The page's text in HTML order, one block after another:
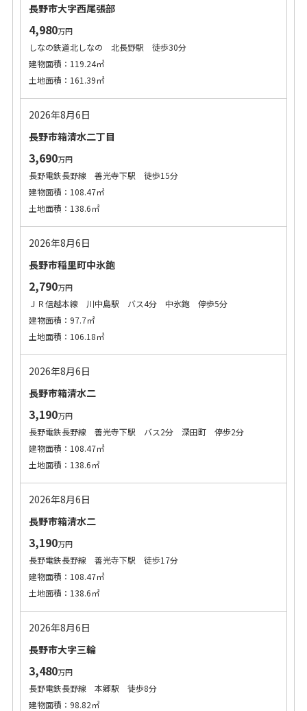
長野市大字西尾張部
4,980万円
しなの鉄道北しなの 北長野駅 徒歩30分
建物面積：119.24㎡
土地面積：161.39㎡
2026年8月6日
長野市箱清水二丁目
3,690万円
長野電鉄長野線 善光寺下駅 徒歩15分
建物面積：108.47㎡
土地面積：138.6㎡
2026年8月6日
長野市稲里町中氷鉋
2,790万円
ＪＲ信越本線 川中島駅 バス4分 中氷鉋 停歩5分
建物面積：97.7㎡
土地面積：106.18㎡
2026年8月6日
長野市箱清水二
3,190万円
長野電鉄長野線 善光寺下駅 バス2分 深田町 停歩2分
建物面積：108.47㎡
土地面積：138.6㎡
2026年8月6日
長野市箱清水二
3,190万円
長野電鉄長野線 善光寺下駅 徒歩17分
建物面積：108.47㎡
土地面積：138.6㎡
2026年8月6日
長野市大字三輪
3,480万円
長野電鉄長野線 本郷駅 徒歩8分
建物面積：98.82㎡